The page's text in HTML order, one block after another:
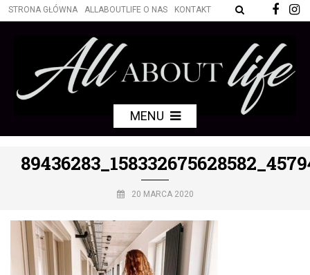
STRONA GŁÓWNA ALLABOUTLIFE O NAS KONTAKT
MENU
20 MARCA 2020